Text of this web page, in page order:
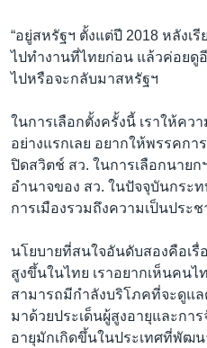
“อยู่สหรัฐฯ ตั้งแต่ปี 2018 หลังเ
ไปทำงานที่ไทยก่อน แล้วค่อยดู
ไปหรือจะกลับมาสหรัฐฯ
ในการเลือกตั้งครั้งนี้ เราให้คว
อย่างแรกเลย อยากให้พรรคก
ปิดสวิตช์ สว. ในการเลือกนาย
อำนาจของ สว. ในปัจจุบันกระ
การเมืองรวมถึงความเป็นประ
นโยบายที่สนใจอันดับสองคือเรื่
สูงขึ้นในไทย เราอยากเห็นคน
สามารถมีกำลังบริโภคที่จะดูแล
มาด้วยประเด็นผู้สูงอายุและกา
อายุมักเกิดขึ้นในประเทศที่พัฒ